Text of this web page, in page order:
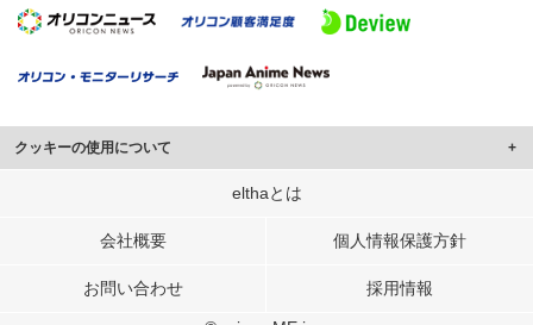
クッキーの使用について
このサイトでは Cookie を使用して、ユーザーに合わせたコンテンツや広告の
行っています。
メディアや広告配信、データ解析の各パートナーに提供しています。
elthaとは
会社概要 個人情報保護方針
お問い合わせ 採用情報